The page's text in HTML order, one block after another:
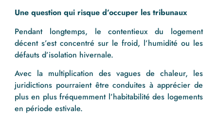
Une question qui risque d’occuper les tribunaux
Pendant longtemps, le contentieux du logement
décent s’est concentré sur le froid, l’humidité ou les
défauts d’isolation hivernale.
Avec la multiplication des vagues de chaleur, les
juridictions pourraient être conduites à apprécier de
plus en plus fréquemment l’habitabilité des logements
en période estivale.